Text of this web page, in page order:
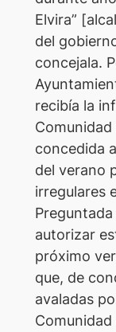
Elvira”
del
concejala.
recibía la
concedida
del verano
irregulares
autorizar
próximo
que, de
avaladas